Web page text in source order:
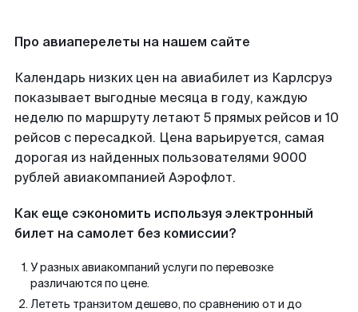
Про авиаперелеты на нашем сайте
Календарь низких цен на авиабилет из Карлсруэ
показывает выгодные месяца в году, каждую
неделю по маршруту летают 5 прямых рейсов и 10
рейсов с пересадкой. Цена варьируется, самая
дорогая из найденных пользователями 9000
рублей авиакомпанией Аэрофлот.
Как еще сэкономить используя электронный
билет на самолет без комиссии?
У разных авиакомпаний услуги по перевозке
различаются по цене.
Лететь транзитом дешево, по сравнению от и до